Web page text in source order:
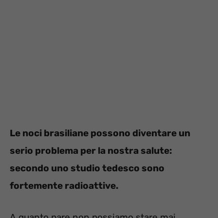
Le noci brasiliane possono diventare un
serio problema per la nostra salute:
secondo uno studio tedesco sono
fortemente radioattive.